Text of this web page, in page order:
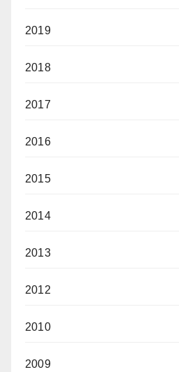
2019
2018
2017
2016
2015
2014
2013
2012
2010
2009